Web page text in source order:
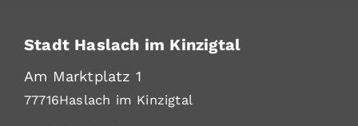
Stadt Haslach im Kinzigtal
Am Marktplatz 1
77716Haslach im Kinzigtal